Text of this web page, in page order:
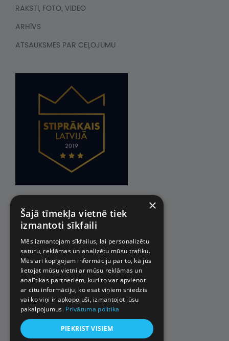
RAKSTI, FOTO, VIDEO
ARHĪVS
ATSAUKSMES PAR CEĻOJUMU
×
Šajā tīmekļa vietnē tiek
izmantoti sīkfaili
Mēs izmantojam sīkfailus, lai personalizētu
saturu, reklāmas un analizētu mūsu trafiku.
Mēs arī kopīgojam informāciju par to, kā jūs
lietojat mūsu vietni ar mūsu reklāmas un
analītikas partneriem, kuri to var apvienot
ar citu informāciju, ko esat viņiem sniedzis
vai ko viņi ir apkopojuši, izmantojot jūsu
pakalpojumus. Privātuma politika
PIEKRIST VISIEM